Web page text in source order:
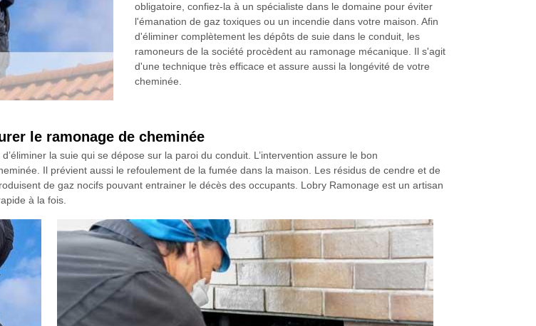
obligatoire, confiez-la à un spécialiste dans le domaine pour éviter
l'émanation de gaz toxiques ou un incendie dans votre maison. Afin
d'éliminer complètement les dépôts de suie dans le conduit, les
ramoneurs de la société procèdent au ramonage mécanique. Il s'agit
d'une technique très efficace et assure aussi la longévité de votre
cheminée.
le ramonage de cheminée
la suie qui se dépose sur la paroi du conduit. L’intervention assure le bon
Il prévient aussi le refoulement de la fumée dans la maison. Les résidus de cendre et de
de gaz nocifs pouvant entrainer le décès des occupants. Lobry Ramonage est un artisan
à la fois.